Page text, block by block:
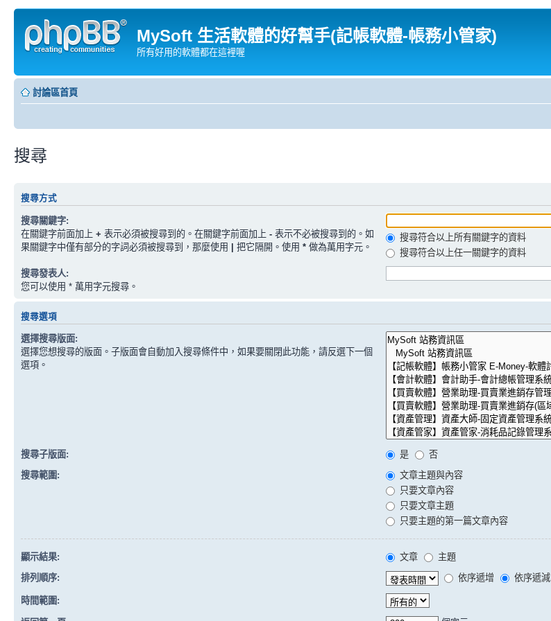
MySoft 生活軟體的好幫手(記帳軟體-帳務小管家)
所有好用的軟體都在這裡喔
討論區首頁
搜尋
搜尋方式
搜尋關鍵字:
在關鍵字前面加上 + 表示必須被搜尋到的。在關鍵字前面加上 - 表示不必被搜尋到的。如
果關鍵字中僅有部分的字詞必須被搜尋到，那麼使用 | 把它隔開。使用 * 做為萬用字元。
搜尋符合以上所有關鍵字的資料
搜尋符合以上任一關鍵字的資料
搜尋發表人:
您可以使用 * 萬用字元搜尋。
搜尋選項
選擇搜尋版面:
選擇您想搜尋的版面。子版面會自動加入搜尋條件中，如果要關閉此功能，請反選下一個
選項。
搜尋子版面: 是
否
搜尋範圍:
文章主題與內容
只要文章內容
只要文章主題
只要主題的第一篇文章內容
顯示結果: 文章
主題
排列順序:
依序遞增 依序遞減
時間範圍: